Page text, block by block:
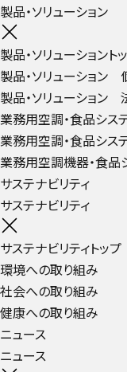
製品・ソリューション
製品・ソリューショント
製品・ソリューション
製品・ソリューション
業務用空調・食品シス
業務用空調・食品シス
業務用空調機器・食
サステナビリティ
サステナビリティ
サステナビリティトップ
環境への取り組み
社会への取り組み
健康への取り組み
ニュース
ニュース